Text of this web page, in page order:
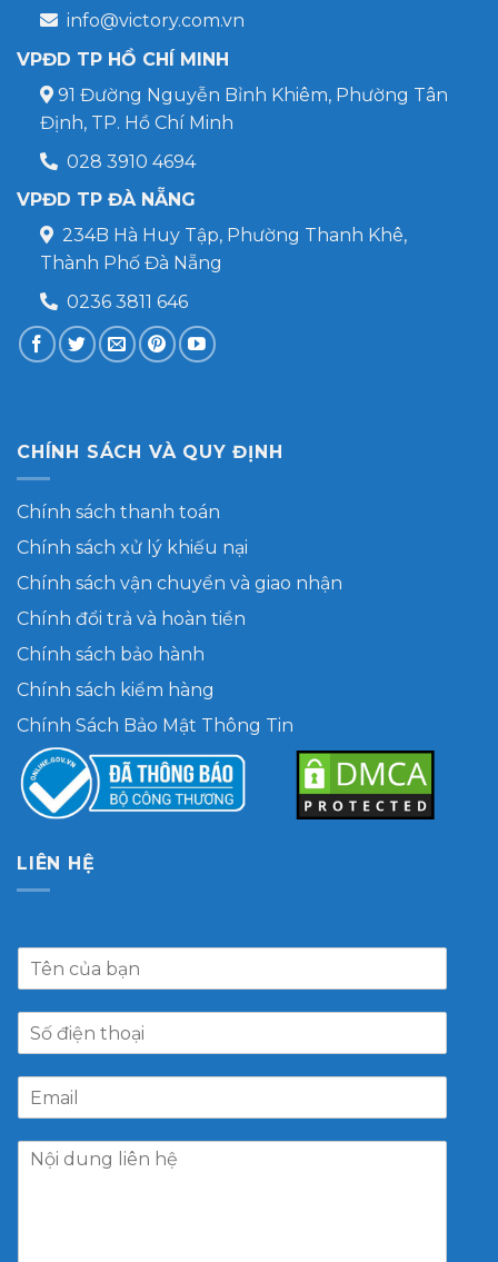
info@victory.com.vn
VPĐD TP HỒ CHÍ MINH
91 Đường Nguyễn Bỉnh Khiêm, Phường Tân
Định, TP. Hồ Chí Minh
028 3910 4694
VPĐD TP ĐÀ NẴNG
234B Hà Huy Tập, Phường Thanh Khê,
Thành Phố Đà Nẵng
0236 3811 646
CHÍNH SÁCH VÀ QUY ĐỊNH
Chính sách thanh toán
Chính sách xử lý khiếu nại
Chính sách vận chuyển và giao nhận
Chính đổi trả và hoàn tiền
Chính sách bảo hành
Chính sách kiểm hàng
Chính Sách Bảo Mật Thông Tin
LIÊN HỆ